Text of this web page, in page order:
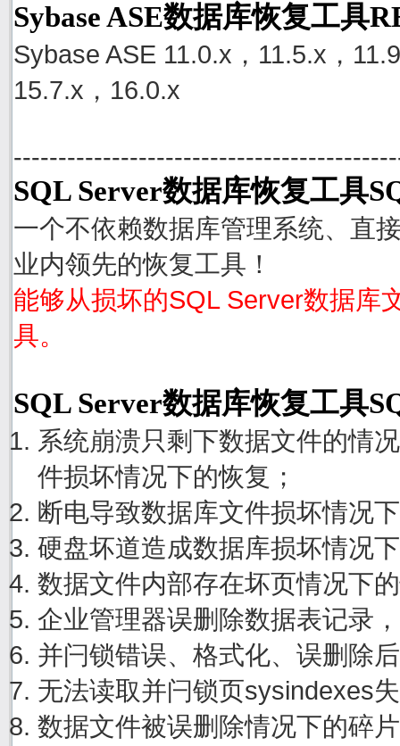
Sybase ASE数据库恢复工具
Sybase ASE 11.0.x，11.5.x，
15.7.x，16.0.x
SQL Server数据库恢复工具
一个不依赖数据库管理系统、直
业内领先的恢复工具！
能够从损坏的SQL Server数据库
具。
SQL Server数据库恢复工具
系统崩溃只剩下数据文件的情
件损坏情况下的恢复；
断电导致数据库文件损坏情况
硬盘坏道造成数据库损坏情况
数据文件内部存在坏页情况下
企业管理器误删除数据表记录
并闩锁错误、格式化、误删除
无法读取并闩锁页sysindexes
数据文件被误删除情况下的碎